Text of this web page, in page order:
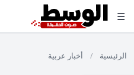
☰
الرئيسية / أخبار عربية